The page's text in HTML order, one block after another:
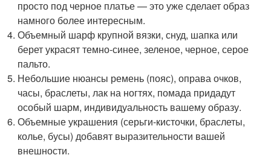
просто под черное платье — это уже сделает образ
намного более интересным.
Объемный шарф крупной вязки, снуд, шапка или
берет украсят темно-синее, зеленое, черное, серое
пальто.
Небольшие нюансы ремень (пояс), оправа очков,
часы, браслеты, лак на ногтях, помада придадут
особый шарм, индивидуальность вашему образу.
Объемные украшения (серьги-кисточки, браслеты,
колье, бусы) добавят выразительности вашей
внешности.